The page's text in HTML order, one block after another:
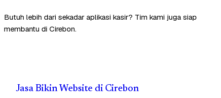
Butuh lebih dari sekadar aplikasi kasir? Tim kami juga siap
membantu di Cirebon.
Jasa Bikin Website di Cirebon